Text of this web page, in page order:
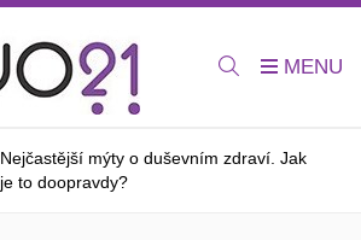
Nejčastější mýty o duševním zdraví. Jak
je to doopravdy?